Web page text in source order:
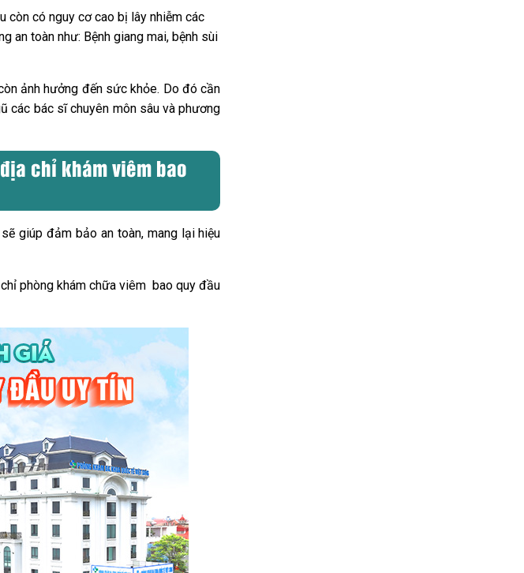
có nguy cơ cao bị lây nhiễm các
an toàn như: Bệnh giang mai, bệnh sùi
ảnh hưởng đến sức khỏe. Do đó cần
các bác sĩ chuyên môn sâu và phương
chỉ khám viêm bao
giúp đảm bảo an toàn, mang lại hiệu
phòng khám chữa viêm bao quy đầu